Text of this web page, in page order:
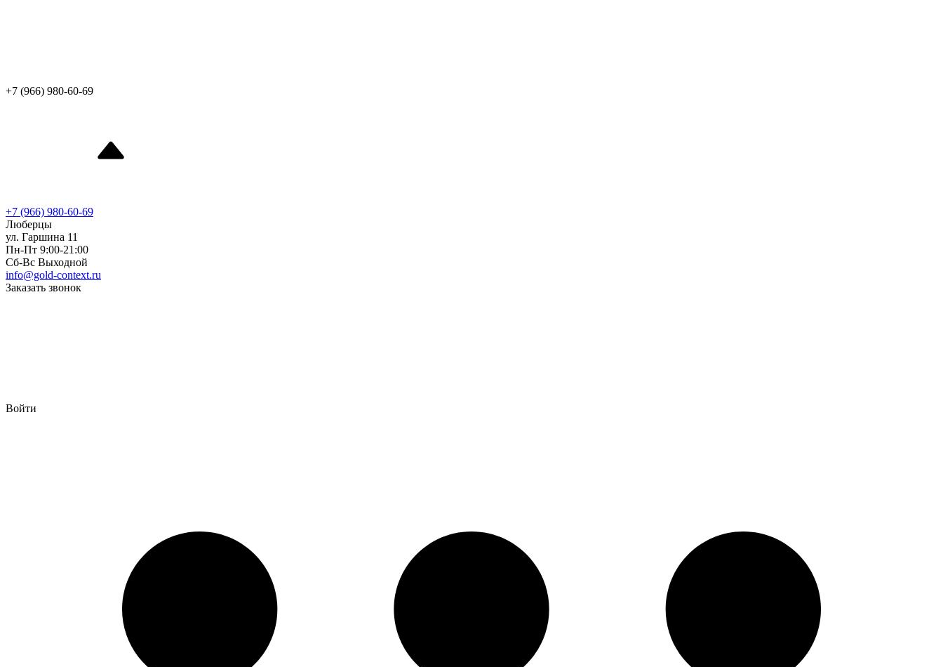
+7 (966) 980-60-69
+7 (966) 980-60-69
Люберцы
ул. Гаршина 11
Пн-Пт 9:00-21:00
Сб-Вс Выходной
info@gold-context.ru
Заказать звонок
Войти